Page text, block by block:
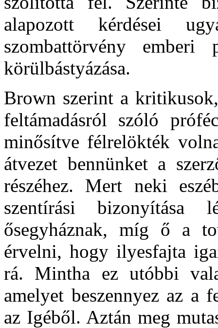
alapozott kérdései
szombattörvény emberi
körülbástyázása.
Brown szerint a
feltámadásról szóló
minősítve félrelökték
átvezet bennünket a
részéhez. Mert neki
szentírási bizonyítása
ősegyháznak, míg ő a
érvelni, hogy ilyesfajta
rá. Mintha ez utóbbi
amelyet beszennyez az a
az Igéből. Aztán meg